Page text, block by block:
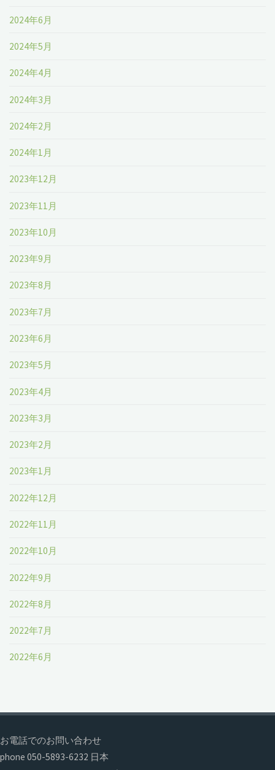
2024年6月
2024年5月
2024年4月
2024年3月
2024年2月
2024年1月
2023年12月
2023年11月
2023年10月
2023年9月
2023年8月
2023年7月
2023年6月
2023年5月
2023年4月
2023年3月
2023年2月
2023年1月
2022年12月
2022年11月
2022年10月
2022年9月
2022年8月
2022年7月
2022年6月
お電話でのお問い合わせ
phone 050-5893-6232 日本